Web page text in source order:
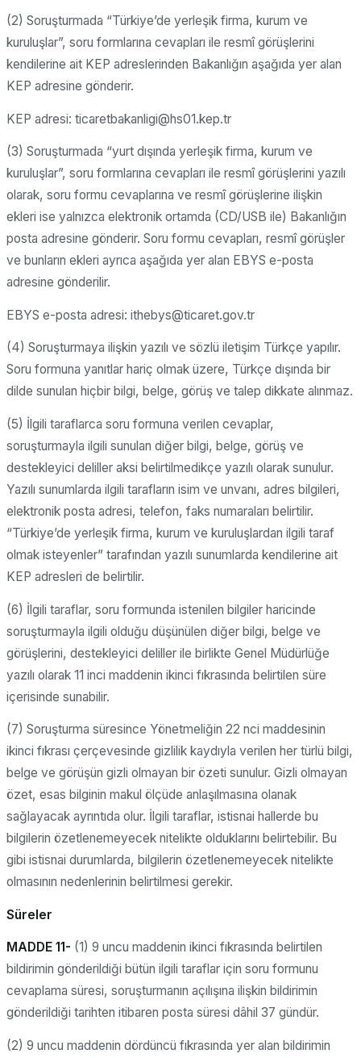
(2) Soruşturmada “Türkiye’de yerleşik firma, kurum ve
kuruluşlar”, soru formlarına cevapları ile resmî görüşlerini
kendilerine ait KEP adreslerinden Bakanlığın aşağıda yer alan
KEP adresine gönderir.
KEP adresi: ticaretbakanligi@hs01.kep.tr
(3) Soruşturmada “yurt dışında yerleşik firma, kurum ve
kuruluşlar”, soru formlarına cevapları ile resmî görüşlerini yazılı
olarak, soru formu cevaplarına ve resmî görüşlerine ilişkin
ekleri ise yalnızca elektronik ortamda (CD/USB ile) Bakanlığın
posta adresine gönderir. Soru formu cevapları, resmî görüşler
ve bunların ekleri ayrıca aşağıda yer alan EBYS e-posta
adresine gönderilir.
EBYS e-posta adresi: ithebys@ticaret.gov.tr
(4) Soruşturmaya ilişkin yazılı ve sözlü iletişim Türkçe yapılır.
Soru formuna yanıtlar hariç olmak üzere, Türkçe dışında bir
dilde sunulan hiçbir bilgi, belge, görüş ve talep dikkate alınmaz.
(5) İlgili taraflarca soru formuna verilen cevaplar,
soruşturmayla ilgili sunulan diğer bilgi, belge, görüş ve
destekleyici deliller aksi belirtilmedikçe yazılı olarak sunulur.
Yazılı sunumlarda ilgili tarafların isim ve unvanı, adres bilgileri,
elektronik posta adresi, telefon, faks numaraları belirtilir.
“Türkiye’de yerleşik firma, kurum ve kuruluşlardan ilgili taraf
olmak isteyenler” tarafından yazılı sunumlarda kendilerine ait
KEP adresleri de belirtilir.
(6) İlgili taraflar, soru formunda istenilen bilgiler haricinde
soruşturmayla ilgili olduğu düşünülen diğer bilgi, belge ve
görüşlerini, destekleyici deliller ile birlikte Genel Müdürlüğe
yazılı olarak 11 inci maddenin ikinci fıkrasında belirtilen süre
içerisinde sunabilir.
(7) Soruşturma süresince Yönetmeliğin 22 nci maddesinin
ikinci fıkrası çerçevesinde gizlilik kaydıyla verilen her türlü bilgi,
belge ve görüşün gizli olmayan bir özeti sunulur. Gizli olmayan
özet, esas bilginin makul ölçüde anlaşılmasına olanak
sağlayacak ayrıntıda olur. İlgili taraflar, istisnai hallerde bu
bilgilerin özetlenemeyecek nitelikte olduklarını belirtebilir. Bu
gibi istisnai durumlarda, bilgilerin özetlenemeyecek nitelikte
olmasının nedenlerinin belirtilmesi gerekir.
Süreler
MADDE 11- (1) 9 uncu maddenin ikinci fıkrasında belirtilen
bildirimin gönderildiği bütün ilgili taraflar için soru formunu
cevaplama süresi, soruşturmanın açılışına ilişkin bildirimin
gönderildiği tarihten itibaren posta süresi dâhil 37 gündür.
(2) 9 uncu maddenin dördüncü fıkrasında yer alan bildirimin